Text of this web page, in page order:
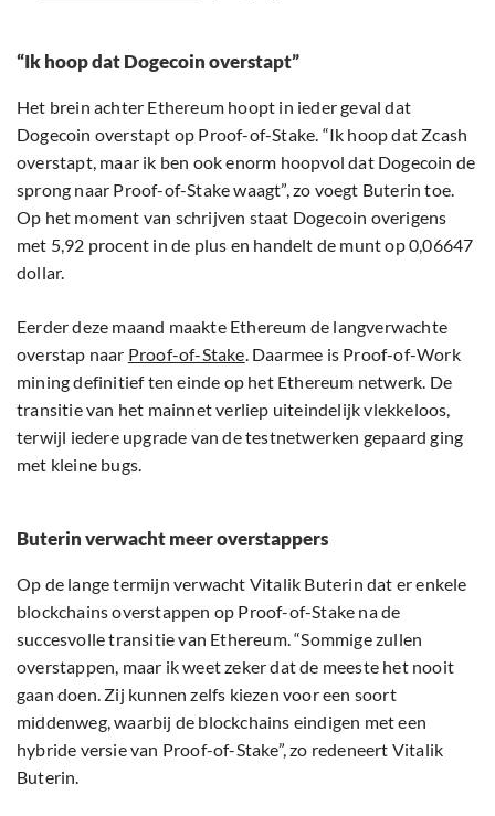
“Ik hoop dat Dogecoin overstapt”
Het brein achter Ethereum hoopt in ieder geval dat
Dogecoin overstapt op Proof-of-Stake. “Ik hoop dat Zcash
overstapt, maar ik ben ook enorm hoopvol dat Dogecoin de
sprong naar Proof-of-Stake waagt”, zo voegt Buterin toe.
Op het moment van schrijven staat Dogecoin overigens
met 5,92 procent in de plus en handelt de munt op 0,06647
dollar.
Eerder deze maand maakte Ethereum de langverwachte
overstap naar Proof-of-Stake. Daarmee is Proof-of-Work
mining definitief ten einde op het Ethereum netwerk. De
transitie van het mainnet verliep uiteindelijk vlekkeloos,
terwijl iedere upgrade van de testnetwerken gepaard ging
met kleine bugs.
Buterin verwacht meer overstappers
Op de lange termijn verwacht Vitalik Buterin dat er enkele
blockchains overstappen op Proof-of-Stake na de
succesvolle transitie van Ethereum. “Sommige zullen
overstappen, maar ik weet zeker dat de meeste het nooit
gaan doen. Zij kunnen zelfs kiezen voor een soort
middenweg, waarbij de blockchains eindigen met een
hybride versie van Proof-of-Stake”, zo redeneert Vitalik
Buterin.